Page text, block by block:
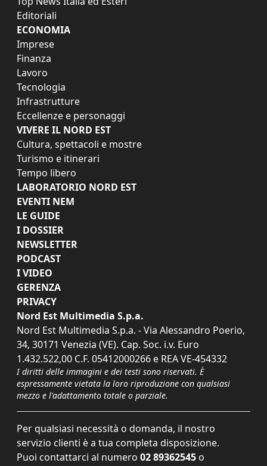
Editoriali
ECONOMIA
Imprese
Finanza
Lavoro
Tecnologia
Infrastrutture
Eccellenze e personaggi
VIVERE IL NORD EST
Cultura, spettacoli e mostre
Turismo e itinerari
Tempo libero
LABORATORIO NORD EST
EVENTI NEM
LE GUIDE
I DOSSIER
NEWSLETTER
PODCAST
I VIDEO
GERENZA
PRIVACY
Nord Est Multimedia S.p.a.
Nord Est Multimedia S.p.a. - Via Alessandro Poerio,
34, 30171 Venezia (VE). Cap. Soc. i.v. Euro
1.432.522,00 C.F. 05412000266 e REA VE-454332
I diritti delle immagini e dei testi sono riservati. È
espressamente vietata la loro riproduzione con qualsiasi
mezzo e l'adattamento totale o parziale.
Per qualsiasi necessità o domanda, il nostro
servizio clienti è a tua completa disposizione.
Puoi contattarci al numero 02 89362545 o